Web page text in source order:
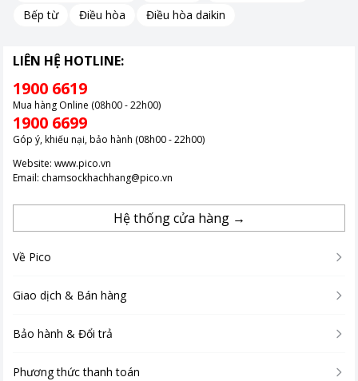
Bếp từ
Điều hòa Điều hòa daikin
LIÊN HỆ HOTLINE:
1900 6619
Mua hàng Online (08h00 - 22h00)
1900 6699
Góp ý, khiếu nại, bảo hành (08h00 - 22h00)
Website: www.pico.vn
Email: chamsockhachhang@pico.vn
Hệ thống cửa hàng →
Về Pico
Giao dịch & Bán hàng
Bảo hành & Đổi trả
Phương thức thanh toán